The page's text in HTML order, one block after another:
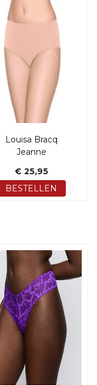
Louisa Bracq
Jeanne
€ 25,95
BESTELLEN